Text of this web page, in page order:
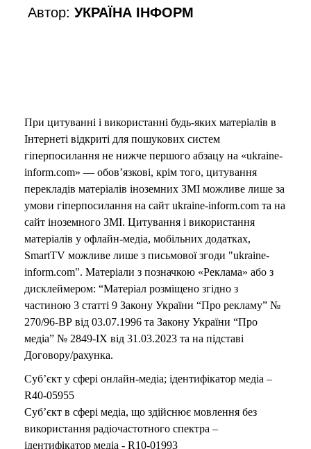
Автор:УКРАЇНА ІНФОРМ
При цитуванні і використанні будь-яких матеріалів в
Інтернеті відкриті для пошукових систем
гіперпосилання не нижче першого абзацу на «ukraine-
inform.com» — обов’язкові, крім того, цитування
перекладів матеріалів іноземних ЗМІ можливе лише за
умови гіперпосилання на сайт ukraine-inform.com та на
сайт іноземного ЗМІ. Цитування і використання
матеріалів у офлайн-медіа, мобільних додатках,
SmartTV можливе лише з письмової згоди "ukraine-
inform.com". Матеріали з позначкою «Реклама» або з
дисклеймером: “Матеріал розміщено згідно з
частиною 3 статті 9 Закону України “Про рекламу” №
270/96-ВР від 03.07.1996 та Закону України “Про
медіа” № 2849-IX від 31.03.2023 та на підставі
Договору/рахунка.
Суб’єкт у сфері онлайн-медіа; ідентифікатор медіа –
R40-05955
Суб’єкт в сфері медіа, що здійснює мовлення без
використання радіочастотного спектра –
ідентифікатор медіа - R10-01993